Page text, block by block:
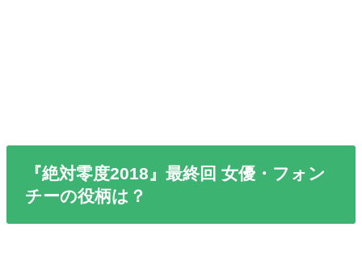
『絶対零度2018』最終回 女優・フォン
チーの役柄は？